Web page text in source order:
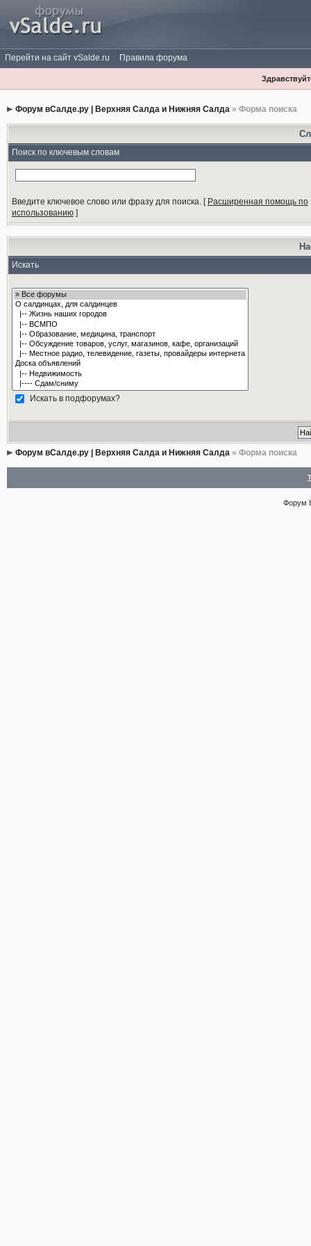
Перейти на сайт vSalde.ru Правила форума
Форум вСалде.ру | Верхняя Салда и Нижняя Салда» Форма поиска
Поиск по ключевым словам
Введите ключевое слово или фразу для поиска.[ Расширенная помощь по
использованию]
Искать
Искать в подфорумах?
Форум вСалде.ру | Верхняя Салда и Нижняя Салда» Форма поиска
Форум